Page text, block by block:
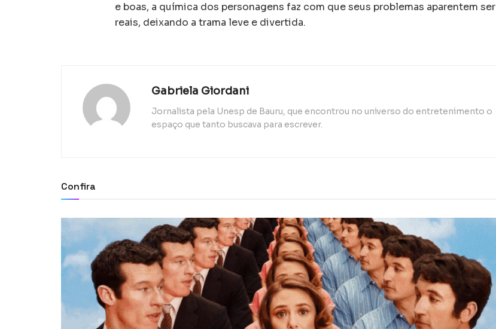
e boas, a química dos personagens faz com que seus problemas aparentem ser
reais, deixando a trama leve e divertida.
Gabriela Giordani
Jornalista pela Unesp de Bauru, que encontrou no universo do entretenimento o
espaço que tanto buscava para escrever.
Confira